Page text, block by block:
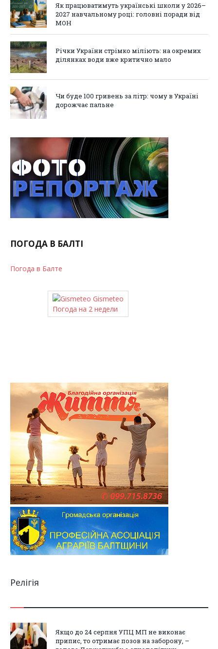
Як працюватимуть українські школи у 2026–
2027 навчальному році: головні поради від
МОН
Річки України стрімко міліють: на окремих
ділянках води вже критично мало
Чи буде 100 гривень за літр: чому в Україні
дорожчає пальне
ПОГОДА В БАЛТІ
Погода в Балте
Gismeteo
Погода на 2 недели
Релігія
Якщо до 24 серпня УПЦ МП не виконає
припис, то отримає позов на заборону, –